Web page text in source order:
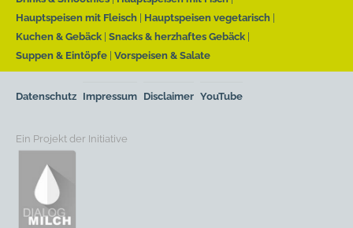
Hauptspeisen mit Fleisch
Hauptspeisen vegetarisch
Kuchen & Gebäck Snacks & herzhaftes Gebäck
Suppen & Eintöpfe Vorspeisen & Salate
Datenschutz Impressum Disclaimer YouTube
Ein Projekt der Initiative